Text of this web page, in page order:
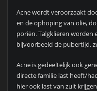
Acne wordt veroorzaakt
en de ophoping van olie,
poriën. Talgklieren worden
bijvoorbeeld de pubertijd,
Acne is gedeeltelijk ook
directe familie last heeft/
hier ook last van zult